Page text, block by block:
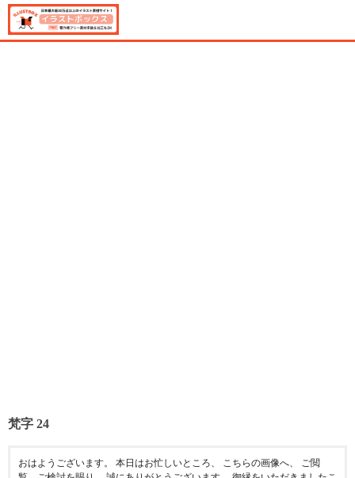
梵字 24
おはようございます。 本日はお忙しいところ、 こちらの画像へ、 ご閲